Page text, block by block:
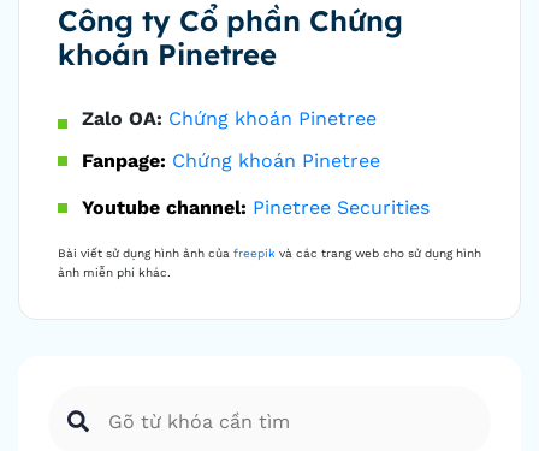
Công ty Cổ phần Chứng
khoán Pinetree
Zalo OA: Chứng khoán Pinetree
Fanpage: Chứng khoán Pinetree
Youtube channel: Pinetree Securities
Bài viết sử dụng hình ảnh của freepik và các trang web cho sử dụng hình
ảnh miễn phí khác.